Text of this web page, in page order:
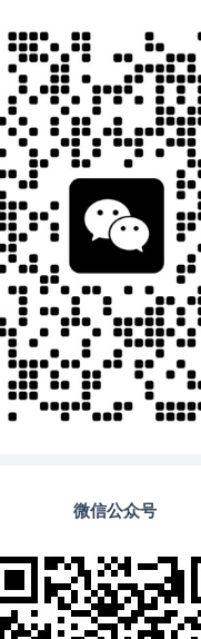
微信公众号